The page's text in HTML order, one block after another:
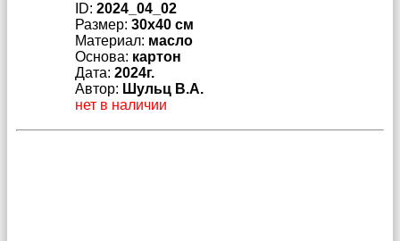
ID: 2024_04_02
Размер: 30x40 см
Материал: масло
Основа: картон
Дата: 2024г.
Автор: Шульц В.А.
нет в наличии